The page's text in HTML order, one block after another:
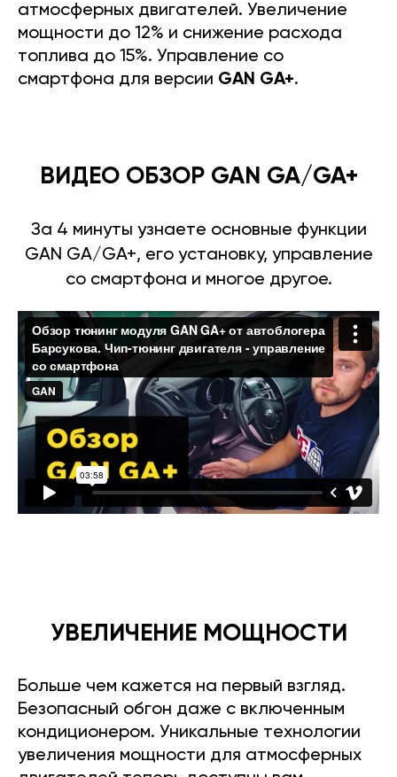
атмосферных двигателей. Увеличение
мощности до 12% и снижение расхода
топлива до 15%. Управление со
смартфона для версии GAN GA+.
ВИДЕО ОБЗОР GAN GA/GA+
За 4 минуты узнаете основные функции
GAN GA/GA+, его установку, управление
со смартфона и многое другое.
УВЕЛИЧЕНИЕ МОЩНОСТИ
Больше чем кажется на первый взгляд.
Безопасный обгон даже с включенным
кондиционером. Уникальные технологии
увеличения мощности для атмосферных